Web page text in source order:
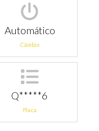
Automático
Câmbio
Q*****6
Placa